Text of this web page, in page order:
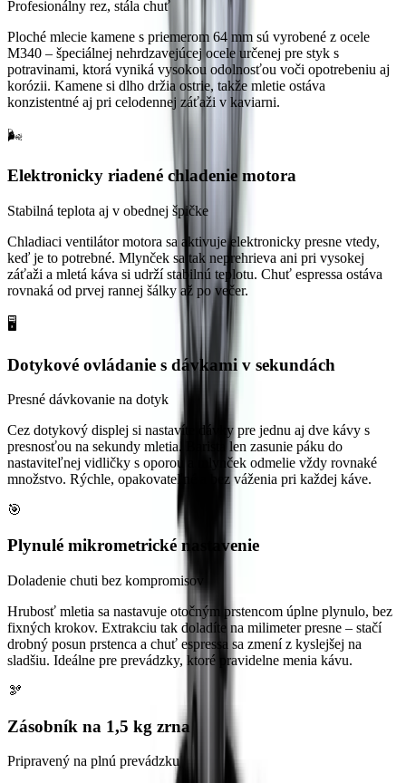
Profesionálny rez, stála chuť
Ploché mlecie kamene s priemerom 64 mm sú vyrobené z ocele
M340 – špeciálnej nehrdzavejúcej ocele určenej pre styk s
potravinami, ktorá vyniká vysokou odolnosťou voči opotrebeniu aj
korózii. Kamene si dlho držia ostrie, takže mletie ostáva
konzistentné aj pri celodennej záťaži v kaviarni.
🌬️
Elektronicky riadené chladenie motora
Stabilná teplota aj v obednej špičke
Chladiaci ventilátor motora sa aktivuje elektronicky presne vtedy,
keď je to potrebné. Mlynček sa tak neprehrieva ani pri vysokej
záťaži a mletá káva si udrží stabilnú teplotu. Chuť espressa ostáva
rovnaká od prvej rannej šálky až po večer.
🖥️
Dotykové ovládanie s dávkami v sekundách
Presné dávkovanie na dotyk
Cez dotykový displej si nastavíte dávky pre jednu aj dve kávy s
presnosťou na sekundy mletia. Barista len zasunie páku do
nastaviteľnej vidličky s oporou a mlynček odmelie vždy rovnaké
množstvo. Rýchle, opakovateľné a bez váženia pri každej káve.
🎯
Plynulé mikrometrické nastavenie
Doladenie chuti bez kompromisov
Hrubosť mletia sa nastavuje otočným prstencom úplne plynulo, bez
fixných krokov. Extrakciu tak doladíte na milimeter presne – stačí
drobný posun prstenca a chuť espressa sa zmení z kyslejšej na
sladšiu. Ideálne pre prevádzky, ktoré pravidelne menia kávu.
🫘
Zásobník na 1,5 kg zrna
Pripravený na plnú prevádzku